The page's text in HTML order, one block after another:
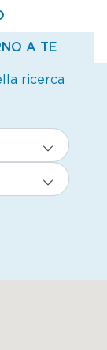
A TE
ricerca